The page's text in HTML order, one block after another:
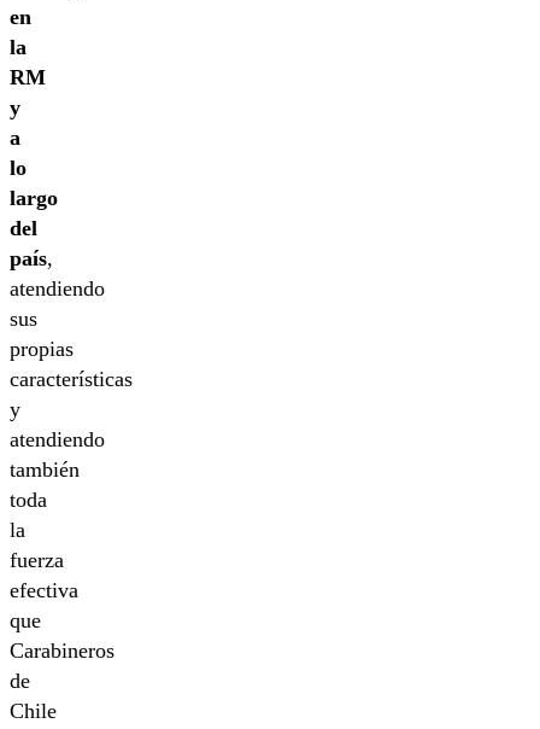
en
la
RM
y
a
lo
largo
del
país,
atendiendo
sus
propias
características
y
atendiendo
también
toda
la
fuerza
efectiva
que
Carabineros
de
Chile